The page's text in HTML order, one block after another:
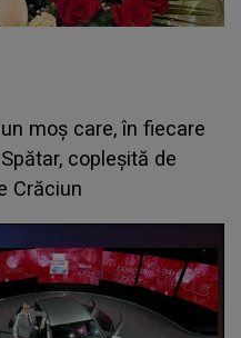
moș care, în fiecare
copleșită de
Crăciun